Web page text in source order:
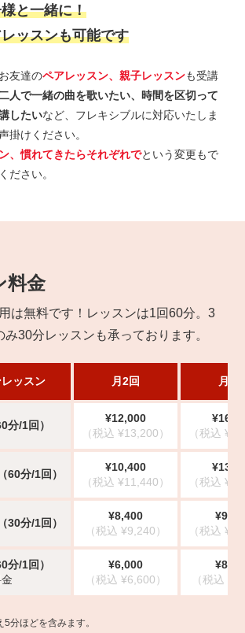
と一緒に！
ッスンも可能です
友達のペアレッスン、親子レッスンも受講
人で一緒の曲を歌いたい、時間を区切って
したいなど、フレキシブルに対応いたしま
掛けください。
、慣れてきたらそれぞれでという変更もで
ださい。
料金
は無料です！レッスンは1回60分。3
30分レッスンも承っております。
ッスン 月2回 月3
分/1回）
¥12,000
（税込 ¥13,200）
（税込
60分/1回）
¥10,400
（税込 ¥11,440）
（税込
30分/1回）
¥8,400
（税込 ¥9,240）
（税込
分/1回）
¥6,000
（税込 ¥6,600）
（税込
分ほどを含みます。